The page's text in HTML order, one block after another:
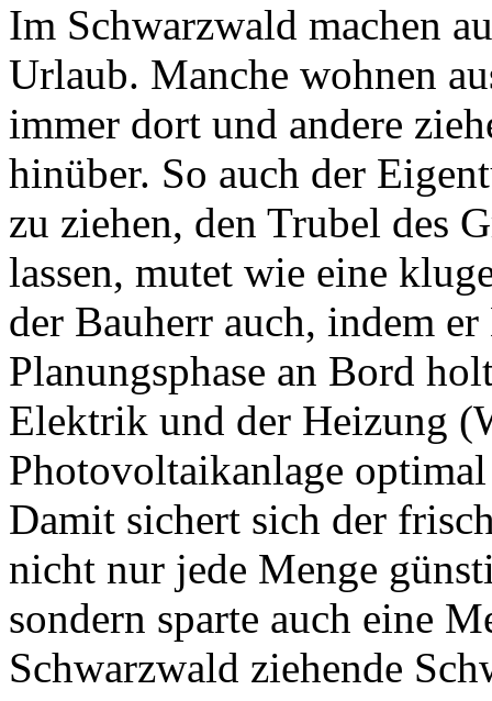
Im Schwarzwald machen
Urlaub. Manche wohnen
immer dort und andere
hinüber. So auch der
zu ziehen, den Trubel des
lassen, mutet wie eine
der Bauherr auch, indem
Planungsphase an Bord
Elektrik und der Heizung
Photovoltaikanlage
Damit sichert sich der
nicht nur jede Menge
sondern sparte auch eine
Schwarzwald ziehende